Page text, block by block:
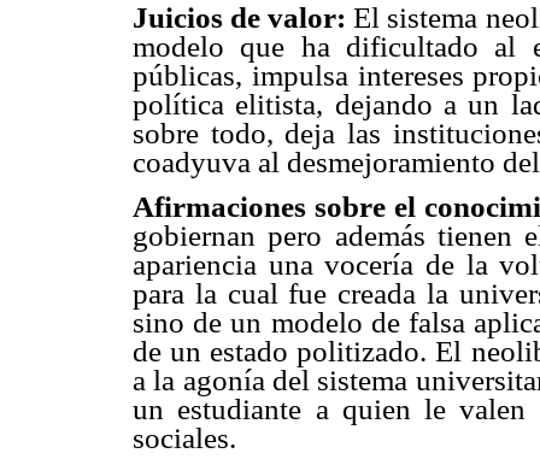
Juicios de valor: El sistema
modelo que ha dificultado al
públicas, impulsa intereses
política elitista, dejando a un
sobre todo, deja las
coadyuva al desmejoramiento
Afirmaciones sobre el
gobiernan pero además
apariencia una vocería de la
para la cual fue creada la
sino de un modelo de falsa
de un estado politizado. El
a la agonía del sistema
un estudiante a quien le valen
sociales.